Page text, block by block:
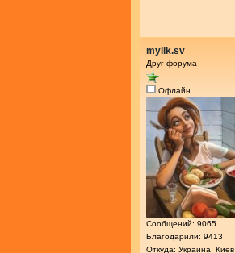
mylik.sv
Друг форума
Офлайн
Сообщений: 9065
Благодарили: 9413
Откуда: Украина, Киев